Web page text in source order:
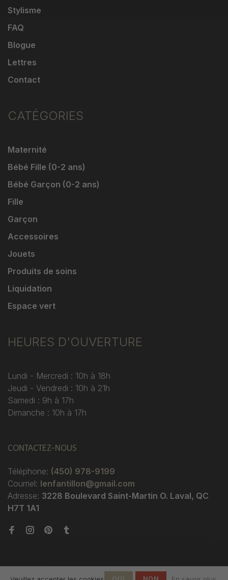
Stylisme
FAQ
Blogue
Lettres
Contact
CATÉGORIES
Maternité
Bébé Fille (0-2 ans)
Bébé Garçon (0-2 ans)
Fille
Garçon
Accessoires
Jouets
Produits de soins
Liquidation
Espace vert
HEURES D'OUVERTURE
Lundi - Mercredi : 10h à 18h
Jeudi - Vendredi : 10h à 21h
Samedi : 9h à 17h
Dimanche : 10h à 17h
CONTACTEZ-NOUS
Téléphone: (450) 978-9199
Courriel: lenfantillon@gmail.com
Adresse: 3228 Boulevard Saint-Martin O. Laval, QC
H7T 1A1